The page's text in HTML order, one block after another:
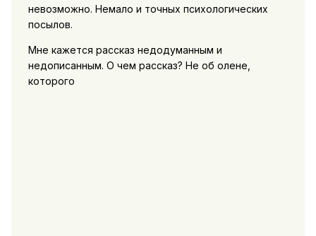
невозможно. Немало и точных психологических
посылов.
Мне кажется рассказ недодуманным и
недописанным. О чем рассказ? Не об олене,
которого